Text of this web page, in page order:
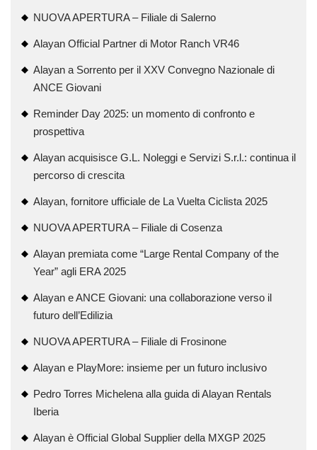
NUOVA APERTURA – Filiale di Salerno
Alayan Official Partner di Motor Ranch VR46
Alayan a Sorrento per il XXV Convegno Nazionale di
ANCE Giovani
Reminder Day 2025: un momento di confronto e
prospettiva
Alayan acquisisce G.L. Noleggi e Servizi S.r.l.: continua il
percorso di crescita
Alayan, fornitore ufficiale de La Vuelta Ciclista 2025
NUOVA APERTURA – Filiale di Cosenza
Alayan premiata come “Large Rental Company of the
Year” agli ERA 2025
Alayan e ANCE Giovani: una collaborazione verso il
futuro dell’Edilizia
NUOVA APERTURA – Filiale di Frosinone
Alayan e PlayMore: insieme per un futuro inclusivo
Pedro Torres Michelena alla guida di Alayan Rentals
Iberia
Alayan è Official Global Supplier della MXGP 2025